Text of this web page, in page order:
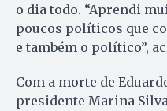
o dia todo. “Aprendi
poucos políticos que
e também o político”,
Com a morte de
presidente Marina